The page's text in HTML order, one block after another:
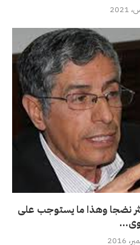
نضجا وهذا ما يستوجب على